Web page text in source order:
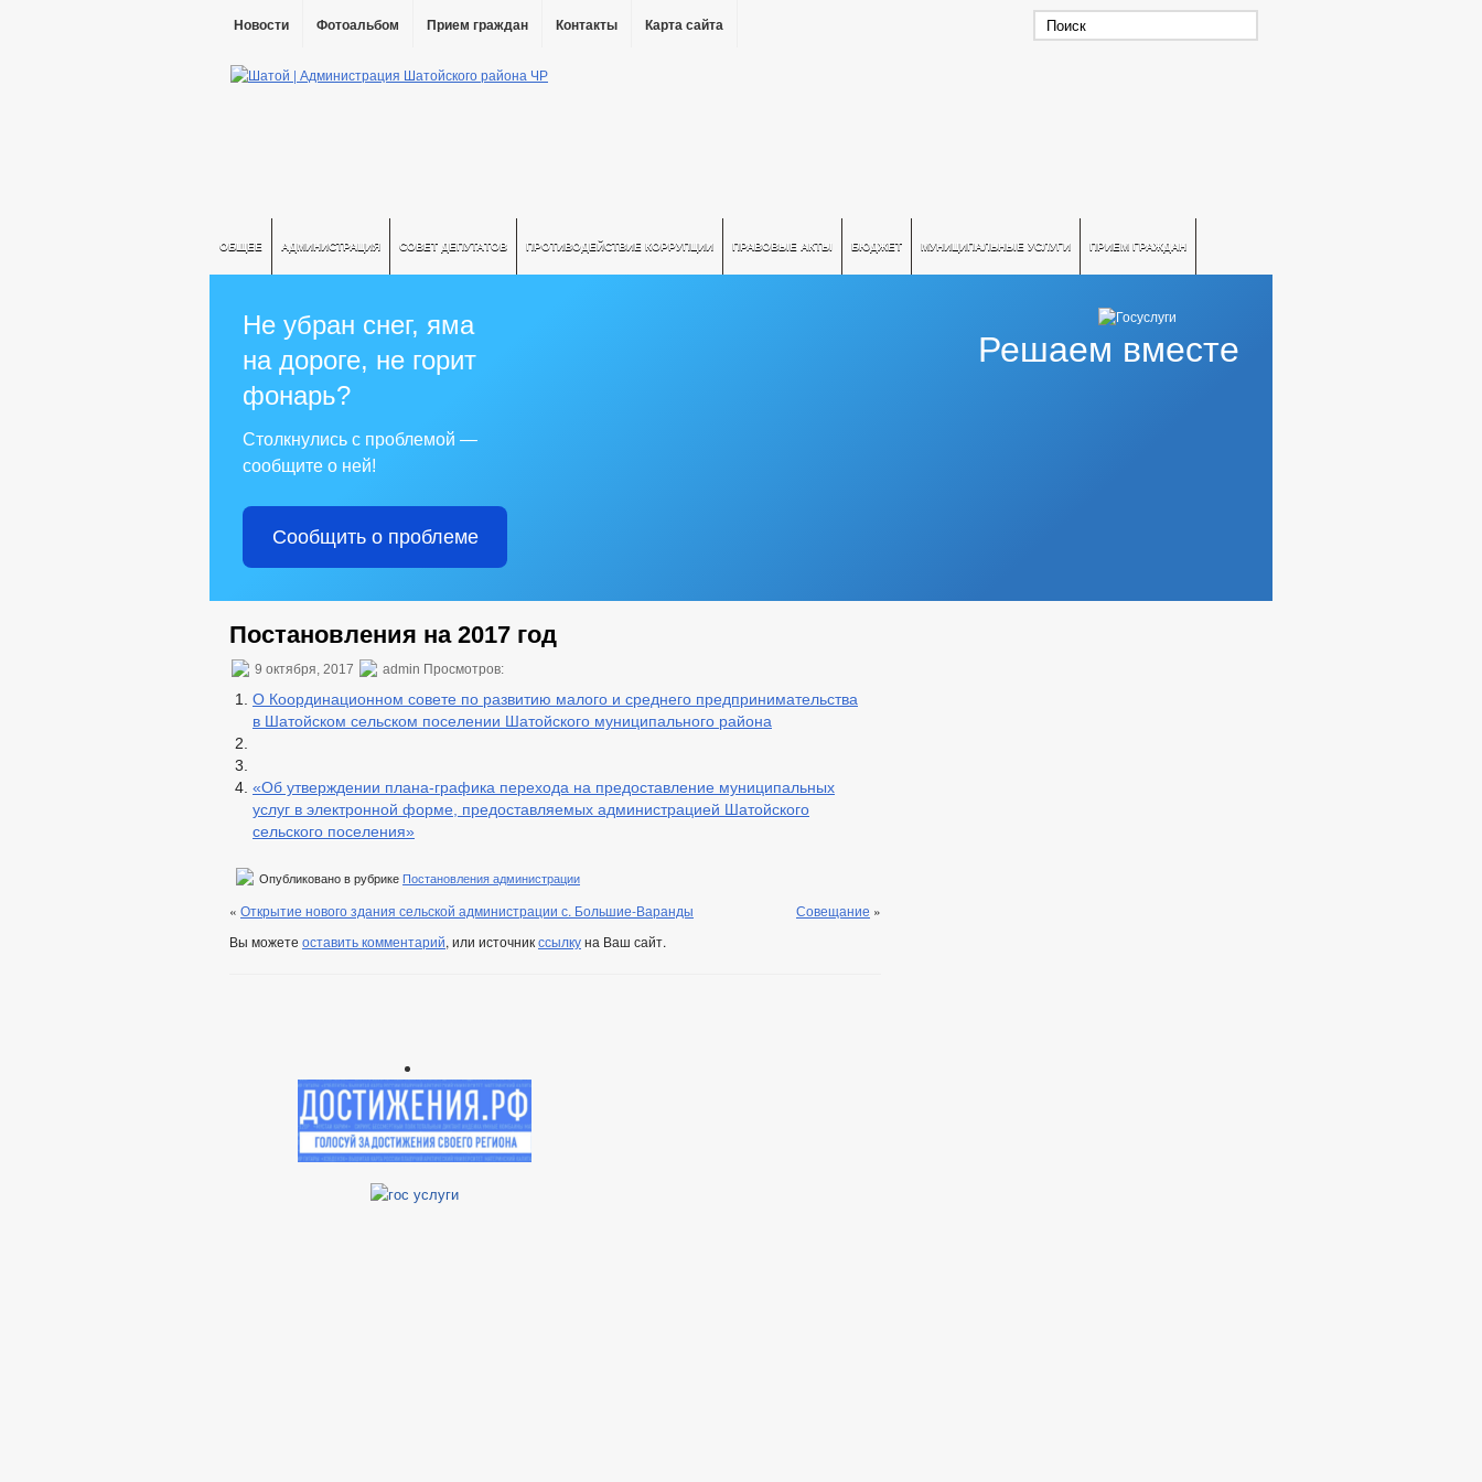
Новости Фотоальбом Прием граждан Контакты Карта сайта
ОБЩЕЕ АДМИНИСТРАЦИЯ СОВЕТ ДЕПУТАТОВ ПРОТИВОДЕЙСТВИЕ КОРРУПЦИИ ПРАВОВЫЕ АКТЫ БЮДЖЕТ МУНИЦИПАЛЬНЫЕ УСЛУГИ ПРИЕМ ГРАЖДАН
Решаем вместе
Не убран снег, яма
на дороге, не горит
фонарь?
Столкнулись с проблемой —
сообщите о ней!
Сообщить о проблеме
Постановления на 2017 год
9 октября, 2017 admin Просмотров:
О Координационном совете по развитию малого и среднего предпринимательства
в Шатойском сельском поселении Шатойского муниципального района
«Об утверждении плана-графика перехода на предоставление муниципальных
услуг в электронной форме, предоставляемых администрацией Шатойского
сельского поселения»
Опубликовано в рубрике Постановления администрации
« Открытие нового здания сельской администрации с. Большие-Варанды Совещание »
Вы можете оставить комментарий, или источникссылкуна Ваш сайт.